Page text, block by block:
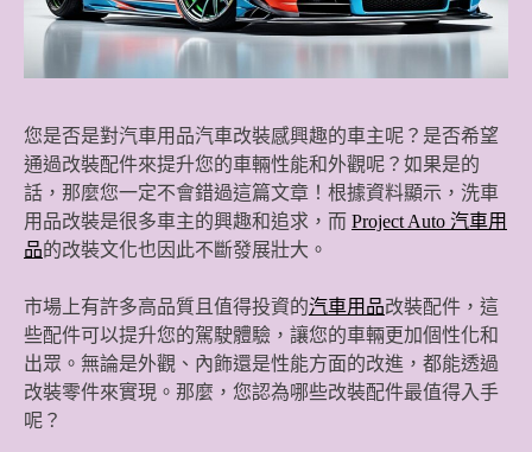
您是否是對汽車用品汽車改裝感興趣的車主呢？是否希望
通過改裝配件來提升您的車輛性能和外觀呢？如果是的
話，那麼您一定不會錯過這篇文章！根據資料顯示，洗車
用品改裝是很多車主的興趣和追求，而 Project Auto 汽車用
品的改裝文化也因此不斷發展壯大。
市場上有許多高品質且值得投資的汽車用品改裝配件，這
些配件可以提升您的駕駛體驗，讓您的車輛更加個性化和
出眾。無論是外觀、內飾還是性能方面的改進，都能透過
改裝零件來實現。那麼，您認為哪些改裝配件最值得入手
呢？